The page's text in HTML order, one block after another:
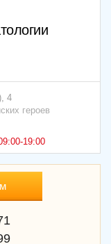
4
героев
19:00